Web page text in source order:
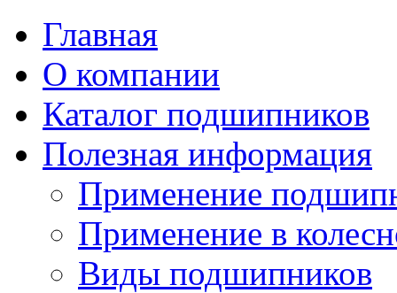
Главная
О компании
Каталог подшипников
Полезная информация
Применение
Применение в
Виды подшипников